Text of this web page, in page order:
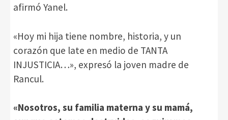
afirmó Yanel.
«Hoy mi hija tiene nombre, historia, y un
corazón que late en medio de TANTA
INJUSTICIA…», expresó la joven madre de
Rancul.
«Nosotros, su familia materna y su mamá,